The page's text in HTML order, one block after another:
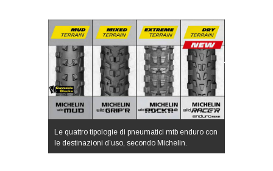
Le quattro tipologie di pneumatici mtb enduro con
le destinazioni d’uso, secondo Michelin.